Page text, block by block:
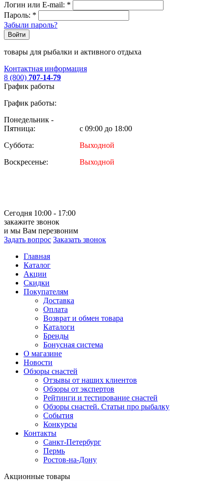
Логин или E-mail: *
Пароль: *
Забыли пароль?
Войти
товары для рыбалки и активного отдыха
Контактная информация
8 (800) 707-14-79
График работы
График работы:
Понедельник -
Пятница:
с 09:00 до 18:00
Суббота:
Выходной
Воскресенье:
Выходной
Сегодня 10:00 - 17:00
закажите звонок
и мы Вам перезвоним
Задать вопрос Заказать звонок
Главная
Каталог
Акции
Скидки
Покупателям
Доставка
Оплата
Возврат и обмен товара
Каталоги
Бренды
Бонусная система
О магазине
Новости
Обзоры снастей
Отзывы от наших клиентов
Обзоры от экспертов
Рейтинги и тестирование снастей
Обзоры снастей. Статьи про рыбалку
События
Конкурсы
Контакты
Санкт-Петербург
Пермь
Ростов-на-Дону
Акционные товары